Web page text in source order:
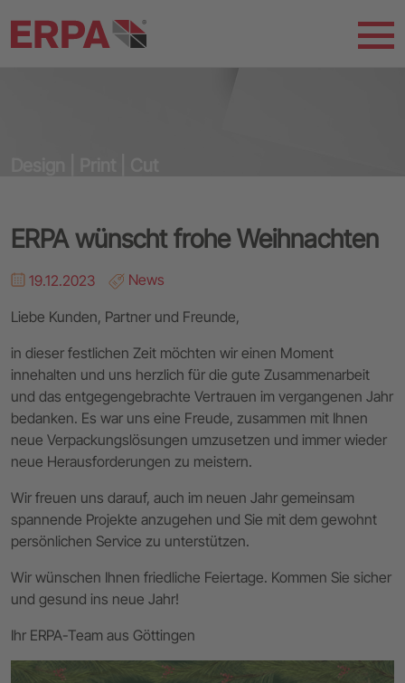
ERPA wünscht frohe Weihnachten
19.12.2023
News
Liebe Kunden, Partner und Freunde,
in dieser festlichen Zeit möchten wir einen Moment
innehalten und uns herzlich für die gute Zusammenarbeit
und das entgegengebrachte Vertrauen im vergangenen Jahr
bedanken. Es war uns eine Freude, zusammen mit Ihnen
neue Verpackungslösungen umzusetzen und immer wieder
neue Herausforderungen zu meistern.
Wir freuen uns darauf, auch im neuen Jahr gemeinsam
spannende Projekte anzugehen und Sie mit dem gewohnt
persönlichen Service zu unterstützen.
Wir wünschen Ihnen friedliche Feiertage. Kommen Sie sicher
und gesund ins neue Jahr!
Ihr ERPA-Team aus Göttingen